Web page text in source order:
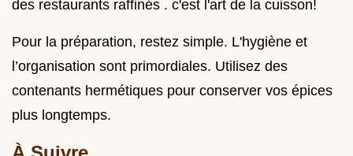
des restaurants raffinés . c'est l'art de la cuisson!
Pour la préparation, restez simple. L'hygiène et
l’organisation sont primordiales. Utilisez des
contenants hermétiques pour conserver vos épices
plus longtemps.